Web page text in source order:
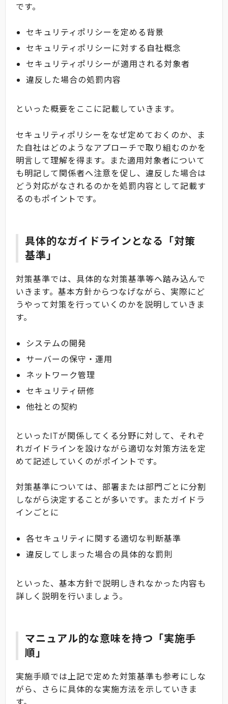
です。
セキュリティポリシーを定める背景
セキュリティポリシーに対する自社概念
セキュリティポリシーが適用される対象者
違反した場合の処罰内容
といった概要をここに記載していきます。
セキュリティポリシーをなぜ定めておくのか、ま
た自社はどのようなアプローチで取り組むのかを
明言して理解を得ます。また適用対象者について
も明記して関係者へ注意を促し、違反した場合は
どう対応がなされるのかを処罰内容として記載す
るのもポイントです。
具体的なガイドラインとなる「対策
基準」
対策基準では、具体的な対策基準等へ踏み込んで
いきます。基本方針からつなげながら、実際にど
うやって対策を行っていくのかを説明していきま
す。
システムの開発
サーバーの保守・運用
ネットワーク管理
セキュリティ研修
他社との契約
といったITが関係してくる分野に対して、それぞ
れガイドラインを設けながら適切な対策方法を定
めて記述していくのがポイントです。
対策基準については、部署または部門ごとに分割
しながら決定することが多いです。またガイドラ
インごとに
各セキュリティに関する適切な判断基準
違反してしまった場合の具体的な罰則
といった、基本方針で説明しきれなかった内容も
詳しく説明を行いましょう。
マニュアル的な意味を持つ「実施手
順」
実施手順では上記で定めた対策基準も参考にしな
がら、さらに具体的な実施方法を示していきま